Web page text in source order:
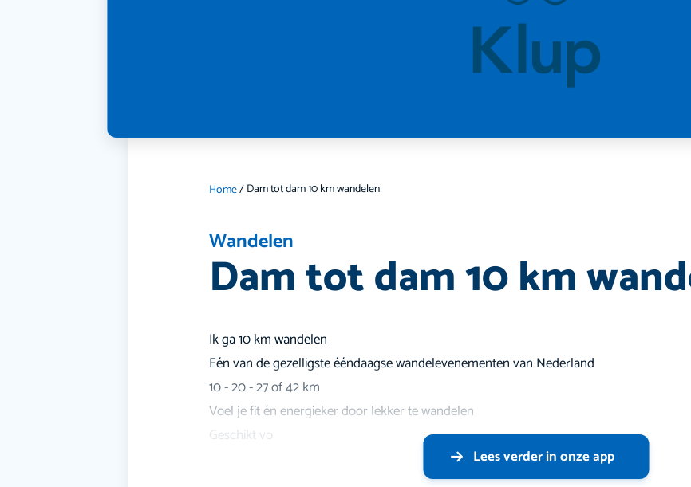
Home/Dam tot dam 10 km wandelen
Wandelen
Dam tot dam 10 km
Ik ga 10 km wandelen
Eén van de gezelligste ééndaagse wandelevenementen van Nederland
10 - 20 - 27 of 42 km
Voel je fit én energieker door lekker te wandelen
Geschikt vo
Lees verder in onze app